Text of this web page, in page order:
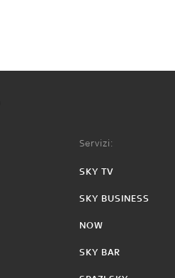
Servizi:
SKY TV
SKY BUSINESS
NOW
SKY BAR